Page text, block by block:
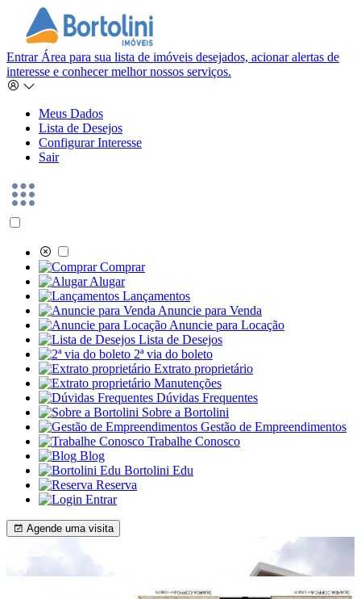
Entrar Área para sua lista de imóveis desejados, acionar alertas de
interesse e conhecer melhor nossos serviços.
Meus Dados
Lista de Desejos
Configurar Interesse
Sair
Comprar
Alugar
Lançamentos
Anuncie para Venda
Anuncie para Locação
Lista de Desejos
2ª via do boleto
Extrato proprietário
Manutenções
Dúvidas Frequentes
Sobre a Bortolini
Gestão de Empreendimentos
Trabalhe Conosco
Blog
Bortolini Edu
Reserva
Entrar
Agende uma visita